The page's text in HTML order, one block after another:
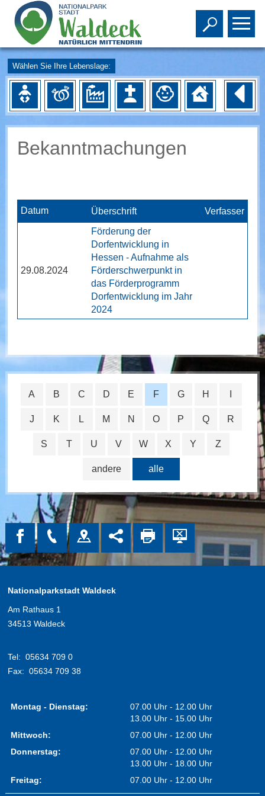
Toggle
Wählen Sie Ihre Lebenslage:
Bekanntmachungen
Datum Überschrift Verfasser
29.08.2024
Förderung der
Dorfentwicklung in
Hessen - Aufnahme als
Förderschwerpunkt in
das Förderprogramm
Dorfentwicklung im Jahr
2024
alle
A B C D E F G H
J K L M N O P Q R
S T U V W X Y Z
andere
Nationalparkstadt Waldeck
Am Rathaus 1
34513 Waldeck
Tel: 05634 709 0
Fax: 05634 709 38
Montag - Dienstag:
07.00 Uhr - 12.00 Uhr
13.00 Uhr - 15.00 Uhr
Mittwoch:
07.00 Uhr - 12.00 Uhr
Donnerstag:
07.00 Uhr - 12.00 Uhr
13.00 Uhr - 18.00 Uhr
Freitag:
07.00 Uhr - 12.00 Uhr